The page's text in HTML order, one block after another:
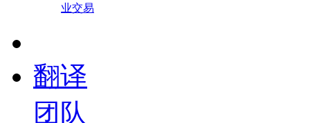
业交易
翻译
团队